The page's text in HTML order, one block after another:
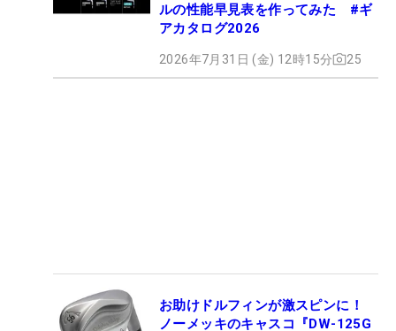
ルの性能早見表を作ってみた #ギ
アカタログ2026
2026年7月31日 (金) 12時15分 25
お助けドルフィンが激スピンに！
ノーメッキのキャスコ『DW-125G